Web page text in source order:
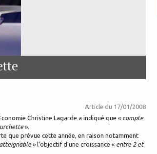
Article du 17/01/2008
Christine Lagarde a indiqué que « compte
».
que prévue cette année, en raison notamment
atteignable» l'objectif d'une croissance « entre 2 et